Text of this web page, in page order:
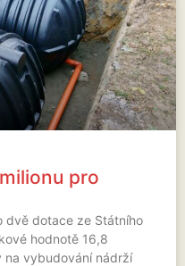
pro
dvě dotace ze Státního
hodnotě 16,8
na vybudování nádrží